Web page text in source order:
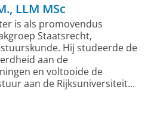
LLM MSc
is als promovendus
Staatsrecht,
Hij studeerde de
aan de
en voltooide de
aan de Rijksuniversiteit...